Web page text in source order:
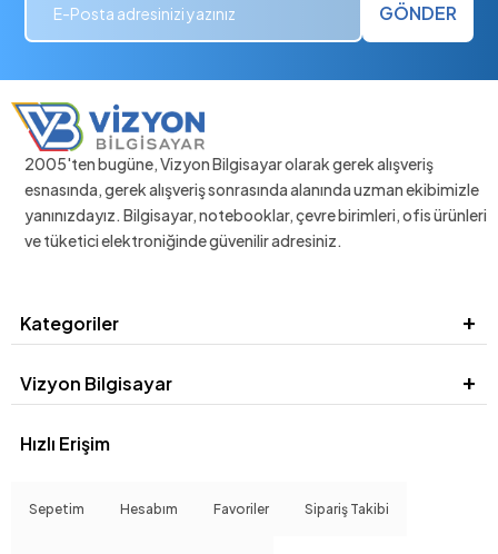
GÖNDER
2005'ten bugüne, Vizyon Bilgisayar olarak gerek alışveriş
esnasında, gerek alışveriş sonrasında alanında uzman ekibimizle
yanınızdayız. Bilgisayar, notebooklar, çevre birimleri, ofis ürünleri
ve tüketici elektroniğinde güvenilir adresiniz.
Kategoriler
Vizyon Bilgisayar
Hızlı Erişim
Sepetim Hesabım Favoriler Sipariş Takibi